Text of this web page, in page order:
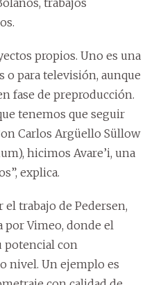
trabajos
propios. Uno es una
o para televisión, aunque
fase de preproducción.
tenemos que seguir
Carlos Argüello Süllow
hicimos Avare’i, una
explica.
el trabajo de Pedersen,
por Vimeo, donde el
potencial con
nivel. Un ejemplo es